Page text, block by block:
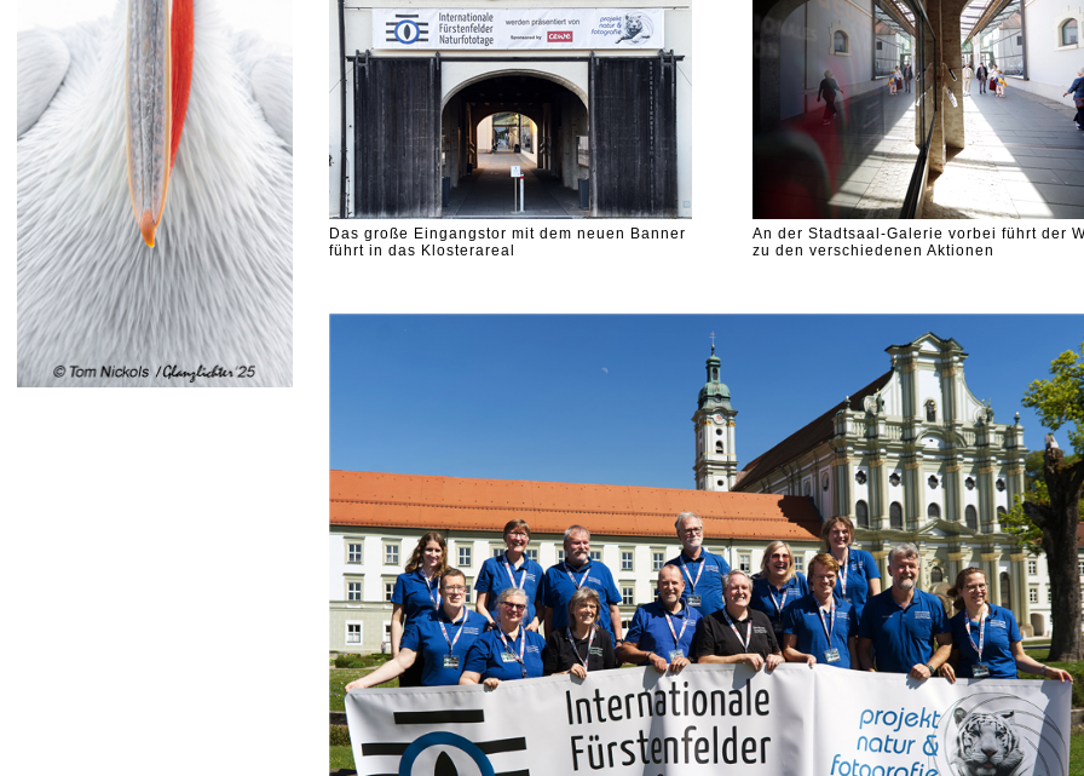
Das große Eingangstor mit dem neuen Banner
führt in das Klosterareal
An der Stadtsaal-Galerie vorbei führt der
zu den verschiedenen Aktionen